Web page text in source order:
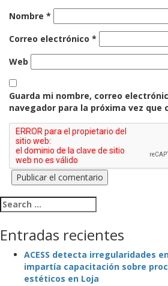
Nombre *
Correo electrónico *
Web
Guarda mi nombre, correo
navegador para la próxima vez que
Search for:
Entradas recientes
ACESS detecta irregularidades
impartía capacitación sobre
estéticos en Loja